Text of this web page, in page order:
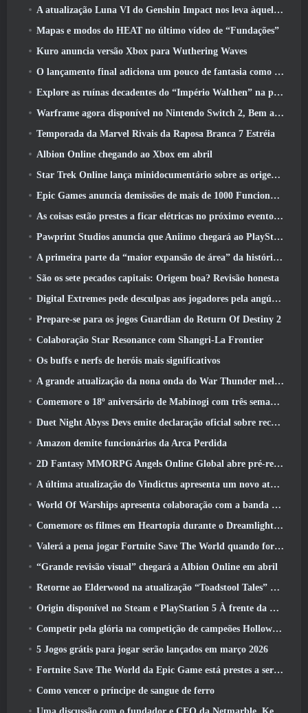
A atualização Luna VI do Genshin Impact nos leva àquele lugar sobre o qual Mondstadt continua falando, mas nunca vimos
Mapas e modos do HEAT no último vídeo de “Fundações”
Kuro anuncia versão Xbox para Wuthering Waves
O lançamento final adiciona um pouco de fantasia como temporada 10 Lançamentos
Explore as ruínas decadentes do “Império Walthen” na próxima grande atualização do RAVEN2
Warframe agora disponível no Nintendo Switch 2, Bem a tempo para o lançamento do Shadowgrapher
Temporada da Marvel Rivais da Raposa Branca 7 Estréia
Albion Online chegando ao Xbox em abril
Star Trek Online lança minidocumentário sobre as origens da Federação para comemorar o 16º aniversário
Epic Games anuncia demissões de mais de 1000 Funcionários, Citando “Desaceleração no Engajamento Fortnite”
As coisas estão prestes a ficar elétricas no próximo evento Aftershock do Apex Legends
Pawprint Studios anuncia que Aniimo chegará ao PlayStation 5 E a Epic Games Store nos lançamentos
A primeira parte da “maior expansão de área” da história do RuneScape é lançada hoje
São os sete pecados capitais: Origem boa? Revisão honesta
Digital Extremes pede desculpas aos jogadores pela angústia causada por “convites nefastos” no Warframe
Prepare-se para os jogos Guardian do Return Of Destiny 2
Colaboração Star Resonance com Shangri-La Frontier
Os buffs e nerfs de heróis mais significativos
A grande atualização da nona onda do War Thunder melhora a aparência das batalhas navais com visuais aquáticos aprimorados
Comemore o 18º aniversário de Mabinogi com três semanas de eventos e recompensas
Duet Night Abyss Devs emite declaração oficial sobre recente incidente de malware após atualização do jogo
Amazon demite funcionários da Arca Perdida
2D Fantasy MMORPG Angels Online Global abre pré-registro
A última atualização do Vindictus apresenta um novo ataque onde os jogadores enfrentarão o Guardião de Caliburn
World Of Warships apresenta colaboração com a banda sueca de heavy metal Sabaton
Comemore os filmes em Heartopia durante o Dreamlight Cinematics Festival
Valerá a pena jogar Fortnite Save The World quando for grátis?
“Grande revisão visual” chegará a Albion Online em abril
Retorne ao Elderwood na atualização “Toadstool Tales” de Palia
Origin disponível no Steam e PlayStation 5 À frente da marcha 23 Lançar
Competir pela glória na competição de campeões Hollow de New Eridu na próxima atualização do Zenless Zone Zero
5 Jogos grátis para jogar serão lançados em março 2026
Fortnite Save The World da Epic Game está prestes a ser gratuito para jogar
Como vencer o príncipe de sangue de ferro